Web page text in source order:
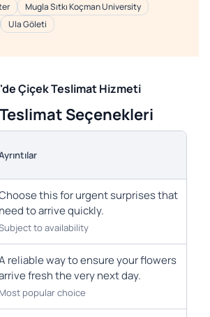
Mugla Sıtkı Koçman University
Ula Göleti
Çiçek Teslimat Hizmeti
Seçenekleri
this for urgent surprises that
need to arrive quickly.
to availability
reliable way to ensure your flowers
fresh the very next day.
Most popular choice